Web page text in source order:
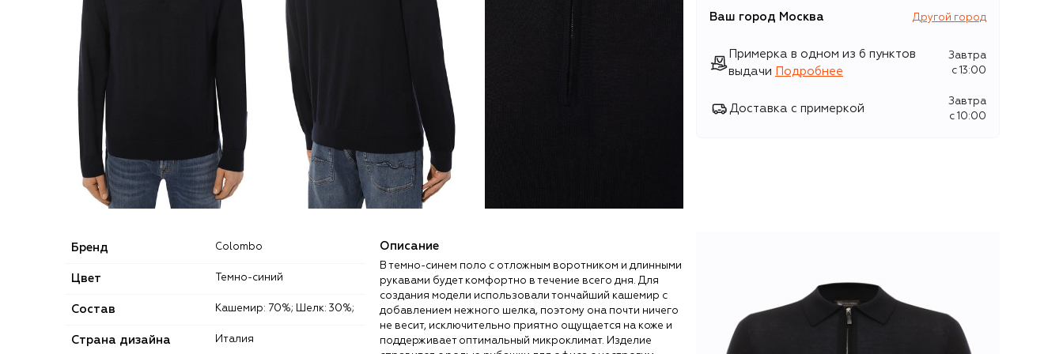
Ваш город Москва Другой город
Примерка в одном из 6 пунктов
выдачи
Подробнее
Завтра
c 13:00
Доставка с примеркой
Завтра
c 10:00
Бренд Colombo
Цвет Темно-синий
Состав Кашемир: 70%; Шелк: 30%;
Страна дизайна Италия
Описание
В темно-синем поло с отложным воротником и длинными
рукавами будет комфортно в течение всего дня. Для
создания модели использовали тончайший кашемир с
добавлением нежного шелка, поэтому она почти ничего
не весит, исключительно приятно ощущается на коже и
поддерживает оптимальный микроклимат. Изделие